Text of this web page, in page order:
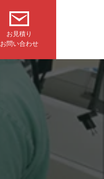
お見積り
お問い合わせ